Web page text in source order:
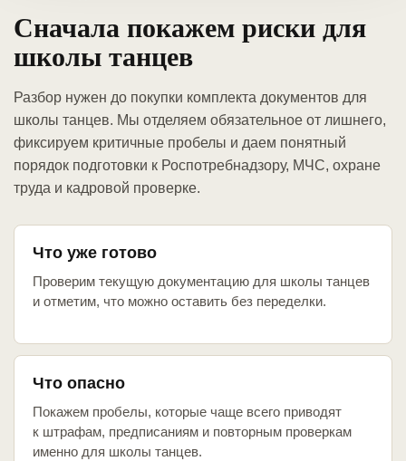
Сначала покажем риски для
школы танцев
Разбор нужен до покупки комплекта документов для
школы танцев. Мы отделяем обязательное от лишнего,
фиксируем критичные пробелы и даем понятный
порядок подготовки к Роспотребнадзору, МЧС, охране
труда и кадровой проверке.
Что уже готово
Проверим текущую документацию для школы танцев
и отметим, что можно оставить без переделки.
Что опасно
Покажем пробелы, которые чаще всего приводят
к штрафам, предписаниям и повторным проверкам
именно для школы танцев.